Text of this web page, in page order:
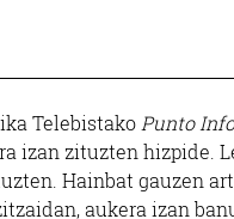
Telebistako Punto Info
izan zituzten hizpide.
Hainbat gauzen
aukera izan